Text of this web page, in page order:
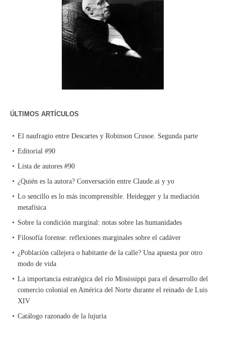
ÚLTIMOS ARTÍCULOS
El naufragio entre Descartes y Robinson Crusoe. Segunda parte
Editorial #90
Lista de autores #90
¿Quién es la autora? Conversación entre Claude.ai y yo
Lo sencillo es lo más incomprensible. Heidegger y la mediación
metafísica
Sobre la condición marginal: notas sobre las humanidades
Filosofía forense: reflexiones marginales sobre el cadáver
¿Población callejera o habitante de la calle? Una apuesta por otro
modo de vida
La importancia estratégica del río Mississippi para el desarrollo del
comercio colonial en América del Norte durante el reinado de Luis
XIV
Catálogo razonado de la lujuria